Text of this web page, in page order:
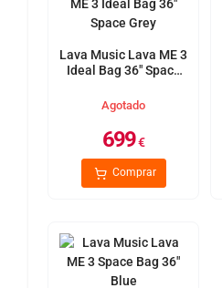
Lava Music Lava ME 3
Ideal Bag 36" Space
Agotado
699€
Comprar